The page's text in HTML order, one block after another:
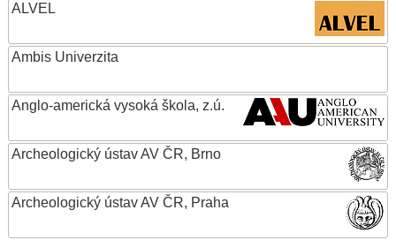
ALVEL
Ambis Univerzita
Anglo-americká vysoká škola, z.ú.
Archeologický ústav AV ČR, Brno
Archeologický ústav AV ČR, Praha